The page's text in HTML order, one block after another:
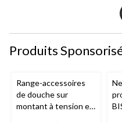
Produits
Range-accessoires
de douche sur
montant à tension en